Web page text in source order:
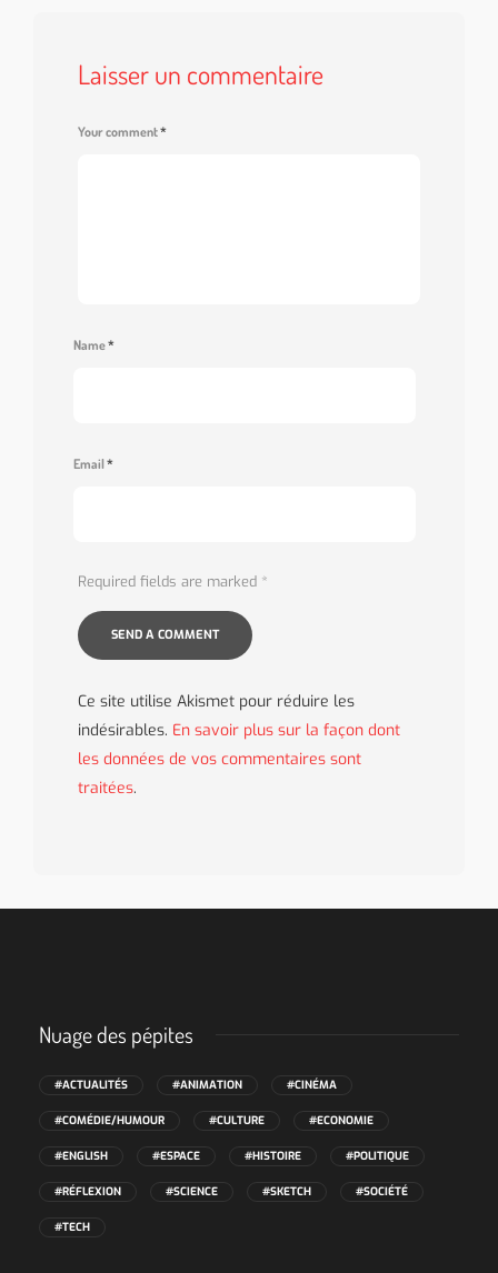
Laisser un commentaire
Your comment*
Name*
Email*
Required fields are marked *
Ce site utilise Akismet pour réduire les
indésirables. En savoir plus sur la façon dont
les données de vos commentaires sont
traitées.
Nuage des pépites
#ACTUALITÉS #ANIMATION #CINÉMA
#COMÉDIE/HUMOUR #CULTURE #ECONOMIE
#ENGLISH #ESPACE #HISTOIRE #POLITIQUE
#RÉFLEXION #SCIENCE #SKETCH #SOCIÉTÉ
#TECH